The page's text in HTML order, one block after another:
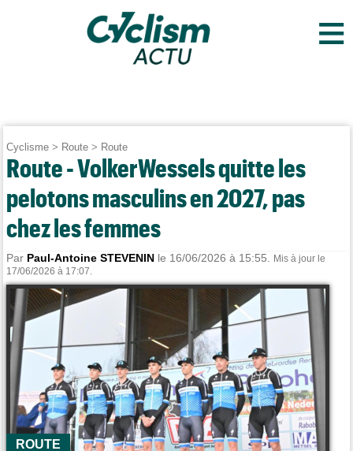
≡
Cyclisme > Route > Route
Route - VolkerWessels quitte les
pelotons masculins en 2027, pas
chez les femmes
Par Paul-Antoine STEVENIN le 16/06/2026 à 15:55.
Mis à jour le
17/06/2026 à 17:07.
ROUTE